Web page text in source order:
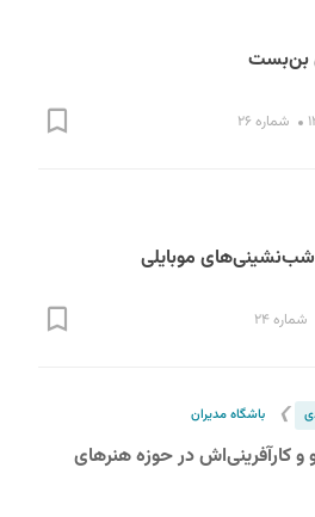
بن‌بست
شماره ۲۶
موبایلی
شماره ۲۴
❯ باشگاه مدیران
و کارآفرینی‌اش در حوزه هنر‌های